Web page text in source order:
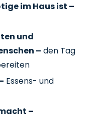
im Haus ist –
und
– den Tag
Essens- und
–